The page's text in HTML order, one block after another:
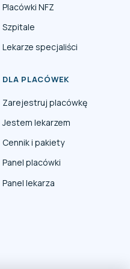
Placówki NFZ
Szpitale
Lekarze specjaliści
DLA PLACÓWEK
Zarejestruj placówkę
Jestem lekarzem
Cennik i pakiety
Panel placówki
Panel lekarza